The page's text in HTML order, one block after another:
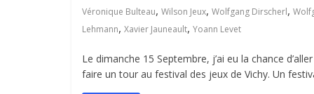
Véronique Bulteau, Wilson Jeux, Wolfgang Dirscherl,
Lehmann, Xavier Jauneault, Yoann Levet
Le dimanche 15 Septembre, j’ai eu la chance d’aller
faire un tour au festival des jeux de Vichy. Un